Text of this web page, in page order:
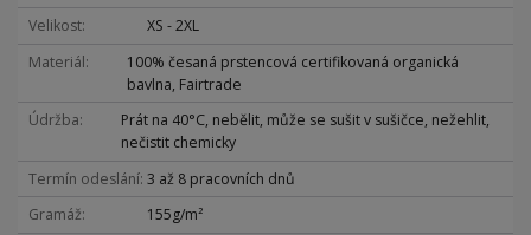
Velikost
XS - 2XL
Materiál
100% česaná prstencová certifikovaná organická
bavlna, Fairtrade
Údržba
Prát na 40°C, nebělit, může se sušit v sušičce, nežehlit,
nečistit chemicky
Termín odeslání 3 až 8 pracovních dnů
Gramáž
155g/m²